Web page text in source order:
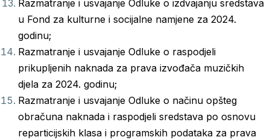
Razmatranje i usvajanje Odluke o izdvajanju sredstava
u Fond za kulturne i socijalne namjene za 2024.
godinu;
Razmatranje i usvajanje Odluke o raspodjeli
prikupljenih naknada za prava izvođača muzičkih
djela za 2024. godinu;
Razmatranje i usvajanje Odluke o načinu opšteg
obračuna naknada i raspodjeli sredstava po osnovu
reparticijskih klasa i programskih podataka za prava